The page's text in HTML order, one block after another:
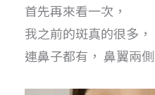
首先再來看一次，
我之前的斑真的很多，
連鼻子都有， 鼻翼兩